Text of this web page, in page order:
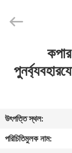
আমাদের
সম্পর্কে
Rights
উৎপত্তি স্থল:
পরিচিতিমুলক নাম: